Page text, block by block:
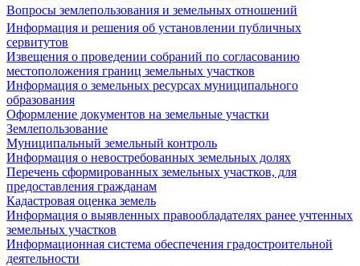
Вопросы землепользования и земельных отношений
Информация и решения об установлении публичных
сервитутов
Извещения о проведении собраний по согласованию
местоположения границ земельных участков
Информация о земельных ресурсах муниципального
образования
Оформление документов на земельные участки
Землепользование
Муниципальный земельный контроль
Информация о невостребованных земельных долях
Перечень сформированных земельных участков, для
предоставления гражданам
Кадастровая оценка земель
Информация о выявленных правообладателях ранее учтенных
земельных участков
Информационная система обеспечения градостроительной
деятельности